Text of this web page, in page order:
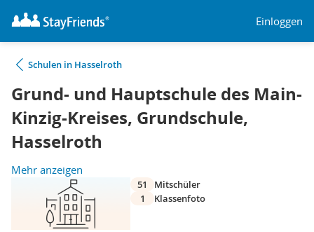
Einloggen
Schulen in Hasselroth
Grund- und Hauptschule des Main-
Kinzig-Kreises, Grundschule,
Hasselroth
Mehr anzeigen
51
Mitschüler
1
Klassenfoto